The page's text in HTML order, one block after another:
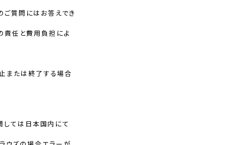
質問にはお答えでき
責任と費用負担によ
または終了する場合
しては日本国内にて